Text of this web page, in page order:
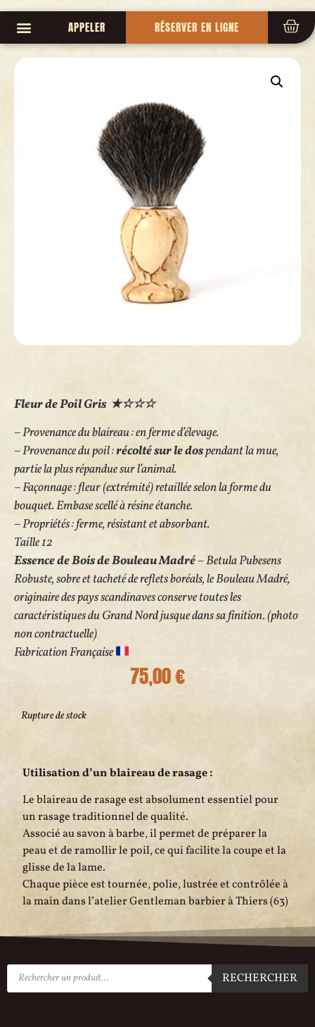
APPELER RÉSERVER EN LIGNE
Fleur de Poil Gris ★☆☆☆
– Provenance du blaireau : en ferme d’élevage.
– Provenance du poil :récolté sur le dospendant la mue,
partie la plus répandue sur l’animal.
– Façonnage : fleur (extrémité) retaillée selon la forme du
bouquet. Embase scellé à résine étanche.
– Propriétés : ferme, résistant et absorbant.
Taille 12
Essence de Bois de Bouleau Madré– Betula Pubesens
Robuste, sobre et tacheté de reflets boréals, le Bouleau Madré,
originaire des pays scandinaves conserve toutes les
caractéristiques du Grand Nord jusque dans sa finition.(photo
non contractuelle)
Fabrication Française
75,00€
Rupture de stock
Utilisation d’un blaireau de rasage :
Le blaireau de rasage est absolument essentiel pour
un rasage traditionnel de qualité.
Associé au savon à barbe, il permet de préparer la
peau et de ramollir le poil, ce qui facilite la coupe et la
glisse de la lame.
Chaque pièce est tournée, polie, lustrée et contrôlée à
la main dans l’atelier Gentleman barbier à Thiers (63)
RECHERCHER